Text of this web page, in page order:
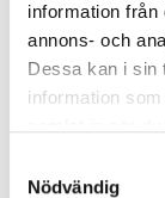
information från
annons- och
Dessa kan i sin
information
Nödvändig
Så